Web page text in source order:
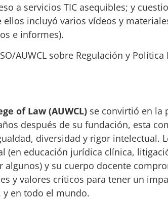
a servicios TIC asequibles; y
incluyó varios vídeos y
e informes).
AUWCL sobre Regulación y
of Law (AUWCL) se convirtió en la
después de su fundación, esta
diversidad y rigor intelectual.
(en educación jurídica clínica,
y su cuerpo docente
y valores críticos para tener un
y en todo el mundo.